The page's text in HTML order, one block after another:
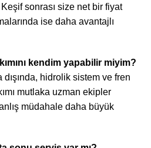
sonrası size net bir fiyat
ise daha avantajlı
kendim yapabilir miyim?
hidrolik sistem ve fren
mutlaka uzman ekipler
müdahale daha büyük